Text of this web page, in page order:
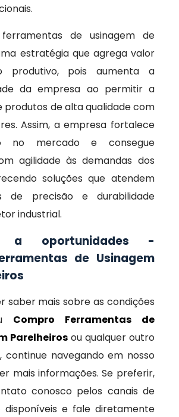
de usinagem de
estratégia que agrega valor
produtivo, pois aumenta a
da empresa ao permitir a
produtos de alta qualidade com
Assim, a empresa fortalece
no mercado e consegue
agilidade às demandas dos
soluções que atendem
de precisão e durabilidade
industrial.
a oportunidades -
de Usinagem
saber mais sobre as condições
Compro Ferramentas de
Parelheiros ou qualquer outro
continue navegando em nosso
mais informações. Se preferir,
conosco pelos canais de
disponíveis e fale diretamente